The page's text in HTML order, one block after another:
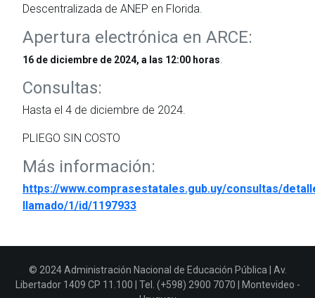
Descentralizada de ANEP en Florida.
Apertura electrónica en ARCE:
16 de diciembre de 2024, a las 12:00 horas.
Consultas:
Hasta el 4 de diciembre de 2024.
PLIEGO SIN COSTO
Más información:
https://www.comprasestatales.gub.uy/consultas/
llamado/1/id/1197933
© 2024 Administración Nacional de Educación Pública | Av.
Libertador 1409 CP 11.100 | Tel. (+598) 2900 7070 | Montevideo -